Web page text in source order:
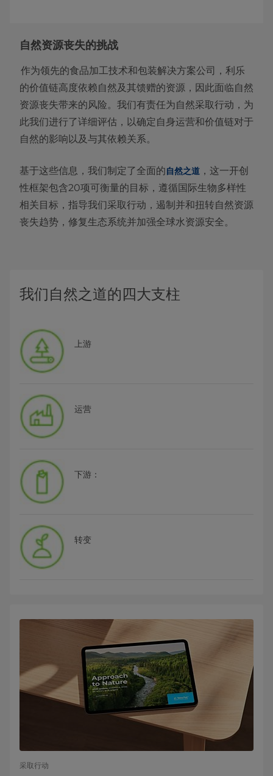
自然资源丧失的挑战
作为领先的食品加工技术和包装解决方案公司，利乐
的价值链高度依赖自然及其馈赠的资源，因此面临自然
资源丧失带来的风险。我们有责任为自然采取行动，为
此我们进行了详细评估，以确定自身运营和价值链对于
自然的影响以及与其依赖关系。
基于这些信息，我们制定了全面的自然之道 ，这一开创
性框架包含20项可衡量的目标，遵循国际生物多样性
相关目标，指导我们采取行动，遏制并和扭转自然资源
丧失趋势，修复生态系统并加强全球水资源安全。
我们自然之道的四大支柱
上游
运营
下游：
转变
采取行动